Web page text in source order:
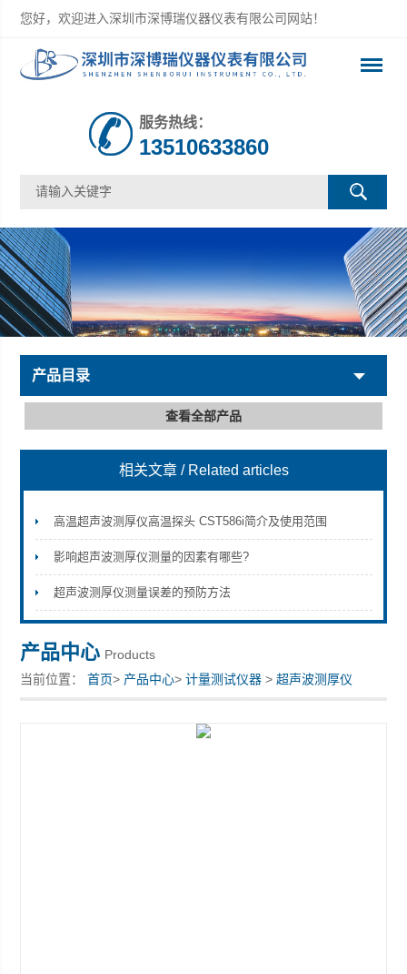
您好，欢迎进入深圳市深博瑞仪器仪表有限公司网站！
深圳市深博瑞仪器仪表有限公司
服务热线：
13510633860
产品目录
查看全部产品
相关文章 / Related articles
高温超声波测厚仪高温探头 CST586i简介及使用范围
影响超声波测厚仪测量的因素有哪些?
超声波测厚仪测量误差的预防方法
产品中心 Products
当前位置：首页> 产品中心>计量测试仪器 >超声波测厚仪